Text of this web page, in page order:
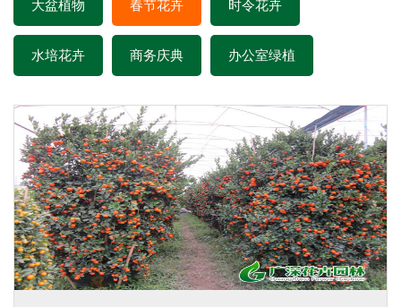
大盆植物 春节花卉 时令花卉
水培花卉 商务庆典 办公室绿植